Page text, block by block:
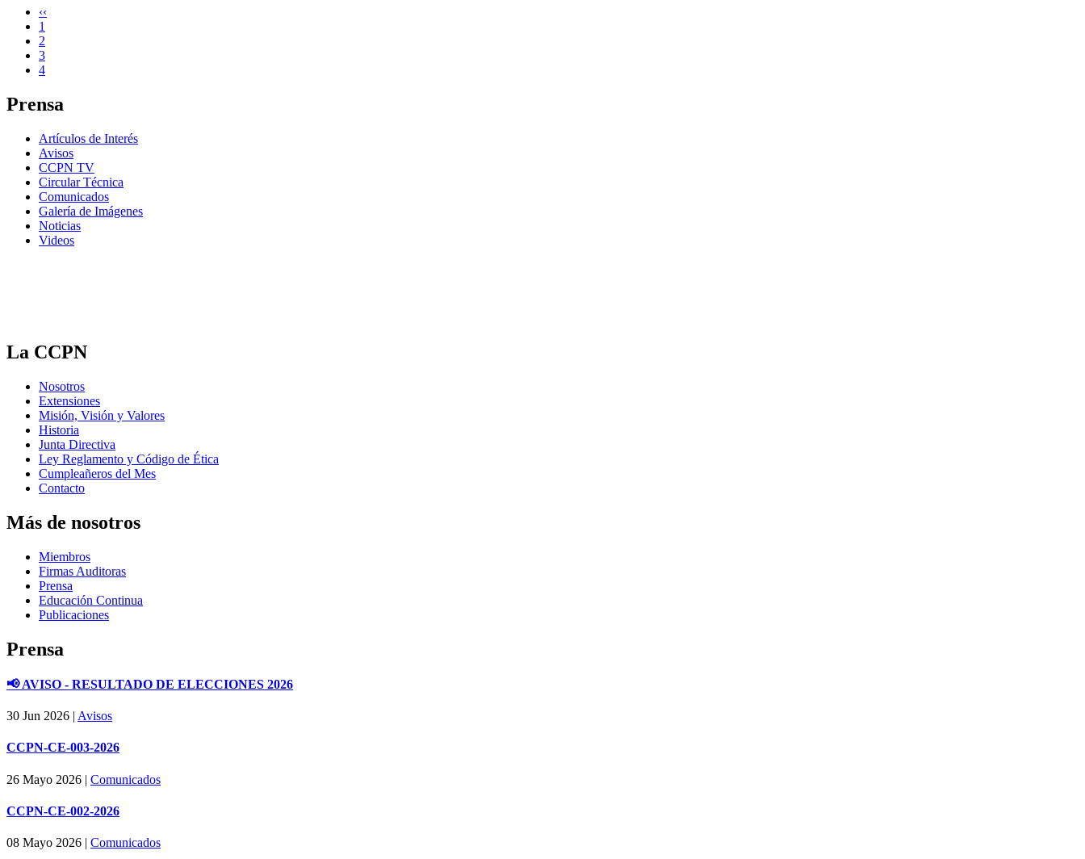
Paginación
Página
anterior
‹‹
Page
1
Page
2
Page
3
Página
4
Prensa
Artículos de Interés
Avisos
CCPN TV
Circular Técnica
Comunicados
Galería de Imágenes
Noticias
Videos
La CCPN
Nosotros
Extensiones
Misión, Visión y Valores
Historia
Junta Directiva
Ley Reglamento y Código de Ética
Cumpleañeros del Mes
Contacto
Más de nosotros
Miembros
Firmas Auditoras
Prensa
Educación Continua
Publicaciones
Prensa
📢 AVISO - RESULTADO DE ELECCIONES 2026
30 Jun 2026 | Avisos
CCPN-CE-003-2026
26 Mayo 2026 | Comunicados
CCPN-CE-002-2026
08 Mayo 2026 | Comunicados